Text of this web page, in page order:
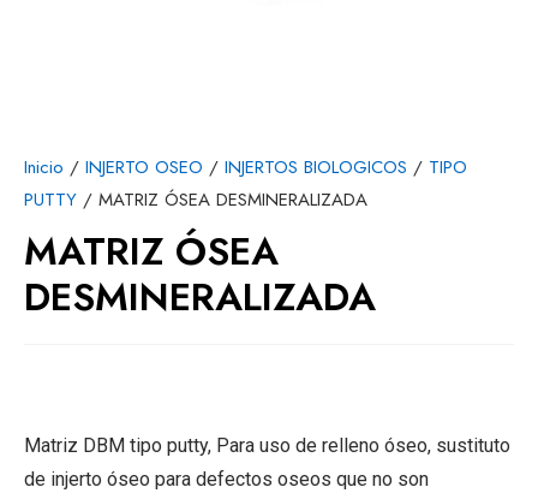
Inicio / INJERTO OSEO / INJERTOS BIOLOGICOS / TIPO
PUTTY / MATRIZ ÓSEA DESMINERALIZADA
MATRIZ ÓSEA
DESMINERALIZADA
Matriz DBM tipo putty, Para uso de relleno óseo, sustituto
de injerto óseo para defectos oseos que no son